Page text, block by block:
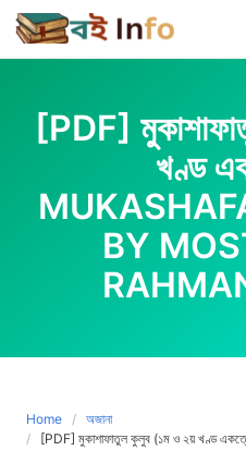
Skip
to
content
[PDF]
খণ্ড
BY
Home
অজানা
[PDF] মুকাশাফাতুল কুলুব (১ম ও ২য় খণ্ড